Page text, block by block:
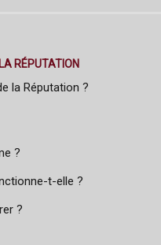
RÉPUTATION
la Réputation ?
?
t-elle ?
?